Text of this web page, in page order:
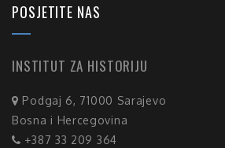
POSJETITE NAS
INSTITUT ZA HISTORIJU
Podgaj 6, 71000 Sarajevo
Bosna i Hercegovina
+387 33 209 364